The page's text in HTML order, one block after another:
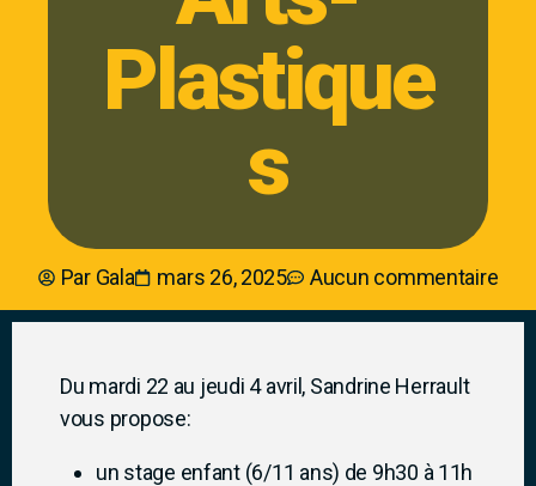
Plastique
s
Par Gala mars 26, 2025 Aucun commentaire
Du mardi 22 au jeudi 4 avril, Sandrine Herrault
vous propose:
un stage enfant (6/11 ans) de 9h30 à 11h